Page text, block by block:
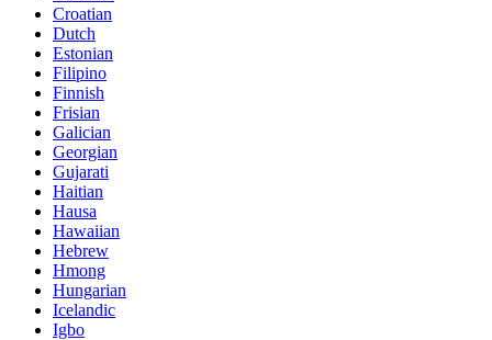
Croatian
Dutch
Estonian
Filipino
Finnish
Frisian
Galician
Georgian
Gujarati
Haitian
Hausa
Hawaiian
Hebrew
Hmong
Hungarian
Icelandic
Igbo